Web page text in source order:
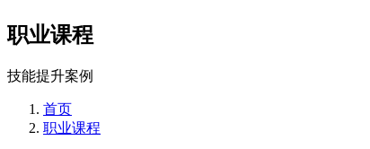
职业课程
技能提升案例
首页
职业课程